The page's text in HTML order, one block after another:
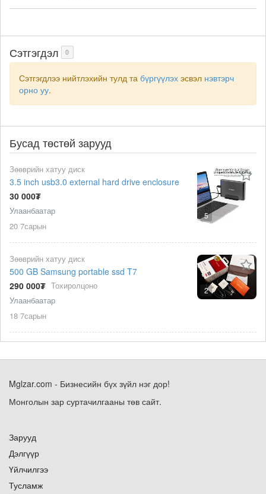
Сэтгэгдэл 0
Сэтгэгдлээ нийтлэхийн тулд та бүргүүлэх эсвэл нэвтэрч
орно уу.
Бусад төстөй зарууд
5
Зөөврийн хатуу диск
3.5 inch usb3.0 external hard drive enclosure
30 000₮
Улаанбаатар
20 7сарын
2
Зөөврийн хатуу диск
500 GB Samsung portable ssd T7
290 000₮ Тохиролцоно
Улаанбаатар
18 7сарын
Mglzar.com - Бизнесийн бүх зүйл нэг дор!
Монголын зар суртачилгааны төв сайт.
Зарууд
Дэлгүүр
Үйлчилгээ
Тусламж